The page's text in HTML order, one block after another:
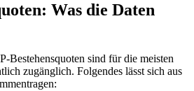
Was die Daten
Bestehensquoten sind für die meisten
zugänglich. Folgendes lässt sich aus